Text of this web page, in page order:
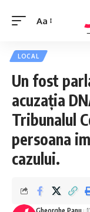
Aa
LOCAL
Un fost
acuzația
Tribunalul
persoana
cazului.